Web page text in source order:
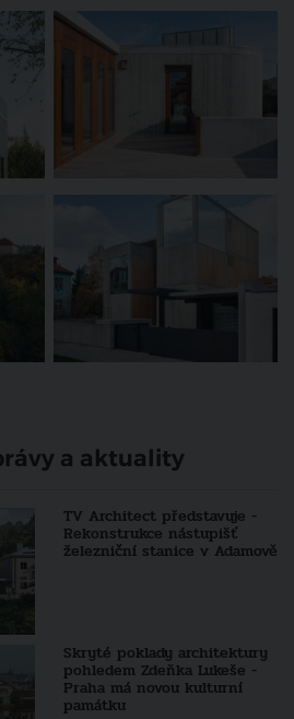
a aktuality
TV Architect představuje -
Rekonstrukce nástupišť
železniční stanice v Adamově
Skryté poklady architektury
pohledem Zdeňka Lukeše -
Praha má novou kulturní
památku